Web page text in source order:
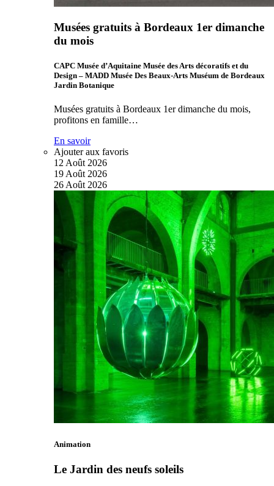
Musées gratuits à Bordeaux 1er dimanche
du mois
CAPC Musée d’Aquitaine Musée des Arts décoratifs et du
Design – MADD Musée Des Beaux-Arts Muséum de Bordeaux
Jardin Botanique
Musées gratuits à Bordeaux 1er dimanche du mois,
profitons en famille…
En savoir
Ajouter aux favoris
12Août 2026
19Août 2026
26Août 2026
Animation
Le Jardin des neufs soleils